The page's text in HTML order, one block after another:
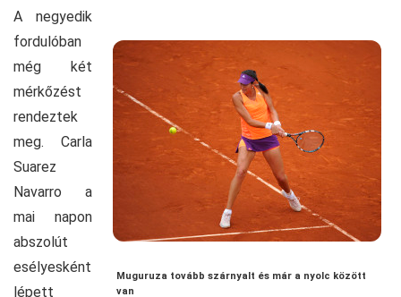
Muguruza tovább szárnyalt és már a nyolc között
van
A negyedik
fordulóban
még két
mérkőzést
rendeztek
meg. Carla
Suarez
Navarro a
mai napon
abszolút
esélyesként
lépett